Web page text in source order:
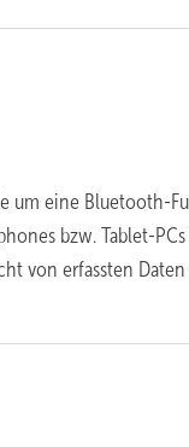
um eine Bluetooth-
bzw. Tablet-PCs
von erfassten